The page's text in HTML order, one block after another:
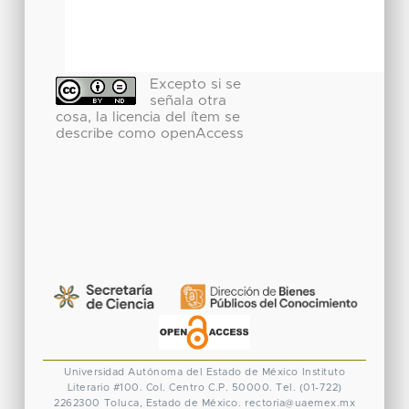
Excepto si se
señala otra
cosa, la licencia del ítem se
describe como openAccess
Universidad Autónoma del Estado de México
Instituto
Literario #100. Col. Centro C.P. 50000. Tel. (01-722)
2262300 Toluca, Estado de México. rectoria@uaemex.mx